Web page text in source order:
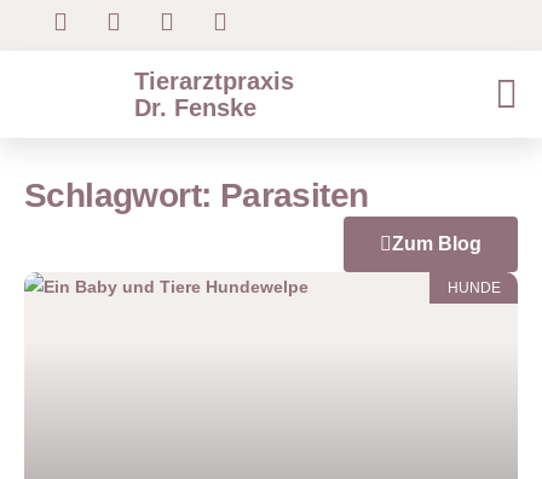
Tierarztpraxis
Dr. Fenske
Schlagwort: Parasiten
Zum Blog
HUNDE